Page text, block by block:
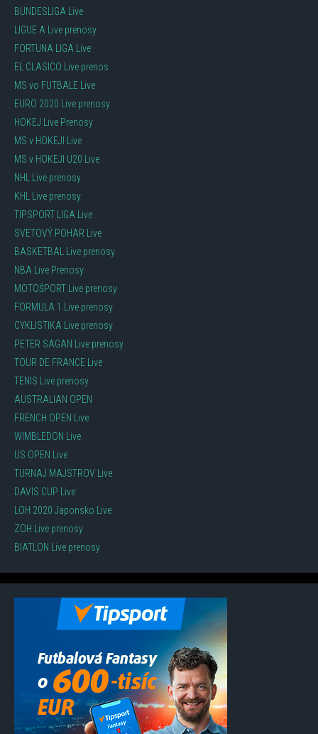
BUNDESLIGA Live
LIGUE A Live prenosy
FORTUNA LIGA Live
EL CLASICO Live prenos
MS vo FUTBALE Live
EURO 2020 Live prenosy
HOKEJ Live Prenosy
MS v HOKEJI Live
MS v HOKEJI U20 Live
NHL Live prenosy
KHL Live prenosy
TIPSPORT LIGA Live
SVETOVÝ POHAR Live
BASKETBAL Live prenosy
NBA Live Prenosy
MOTOŠPORT Live prenosy
FORMULA 1 Live prenosy
CYKLISTIKA Live prenosy
PETER SAGAN Live prenosy
TOUR DE FRANCE Live
TENIS Live prenosy
AUSTRALIAN OPEN
FRENCH OPEN Live
WIMBLEDON Live
US OPEN Live
TURNAJ MAJSTROV Live
DAVIS CUP Live
LOH 2020 Japonsko Live
ZOH Live prenosy
BIATLON Live prenosy